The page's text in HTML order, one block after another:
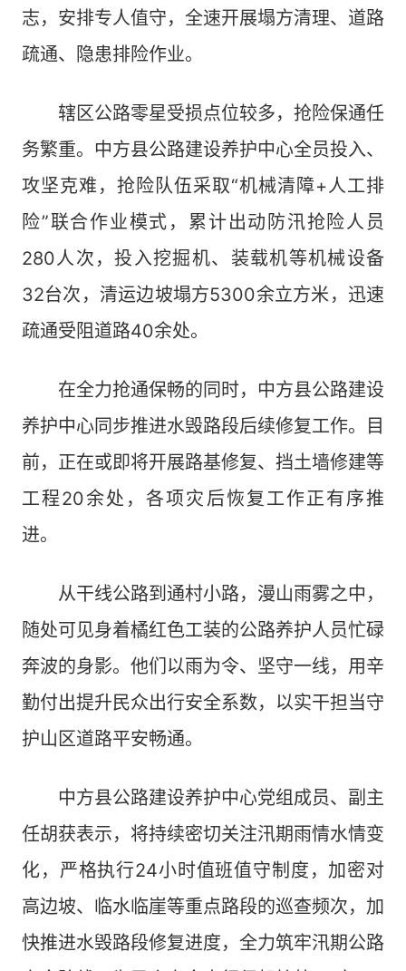
志，安排专人值守，全速开展塌方清理、道路
疏通、隐患排险作业。
辖区公路零星受损点位较多，抢险保通任
务繁重。中方县公路建设养护中心全员投入、
攻坚克难，抢险队伍采取“机械清障+人工排
险”联合作业模式，累计出动防汛抢险人员
280人次，投入挖掘机、装载机等机械设备
32台次，清运边坡塌方5300余立方米，迅速
疏通受阻道路40余处。
在全力抢通保畅的同时，中方县公路建设
养护中心同步推进水毁路段后续修复工作。目
前，正在或即将开展路基修复、挡土墙修建等
工程20余处，各项灾后恢复工作正有序推
进。
从干线公路到通村小路，漫山雨雾之中，
随处可见身着橘红色工装的公路养护人员忙碌
奔波的身影。他们以雨为令、坚守一线，用辛
勤付出提升民众出行安全系数，以实干担当守
护山区道路平安畅通。
中方县公路建设养护中心党组成员、副主
任胡获表示，将持续密切关注汛期雨情水情变
化，严格执行24小时值班值守制度，加密对
高边坡、临水临崖等重点路段的巡查频次，加
快推进水毁路段修复进度，全力筑牢汛期公路